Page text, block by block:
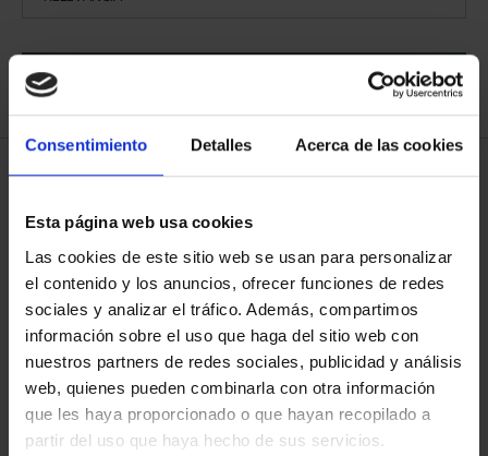
Consentimiento Detalles Acerca de las cookies
Esta página web usa cookies
Las cookies de este sitio web se usan para personalizar
el contenido y los anuncios, ofrecer funciones de redes
sociales y analizar el tráfico. Además, compartimos
información sobre el uso que haga del sitio web con
nuestros partners de redes sociales, publicidad y análisis
web, quienes pueden combinarla con otra información
que les haya proporcionado o que hayan recopilado a
partir del uso que haya hecho de sus servicios.
1 Productos encontrados